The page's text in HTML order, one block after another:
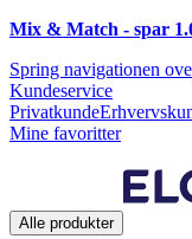
Mix & Match - spar
Spring navigationen
Kundeservice
Privatkunde
Mine favoritter
Alle produkter